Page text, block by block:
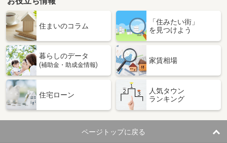
住まいのコラム
「住みたい街」
を見つけよう
暮らしのデータ
(補助金・助成金情報)
家賃相場
住宅ローン
人気タウン
ランキング
ページトップに戻る